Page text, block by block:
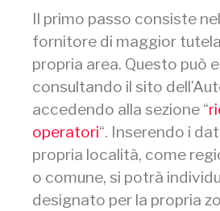
Il primo passo consiste
fornitore di maggior
propria area. Questo può
consultando il sito
accedendo alla sezione “
operatori“. Inserendo i
propria località, come
o comune, si potrà
designato per la propria